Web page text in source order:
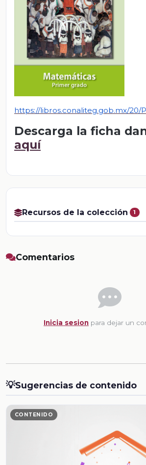
https://libros.conaliteg.gob.mx/20/
Descarga la ficha
aquí
Recursos de la colección 1
Comentarios
Inicia sesion para dejar un
💡Sugerencias de contenido
CONTENIDO